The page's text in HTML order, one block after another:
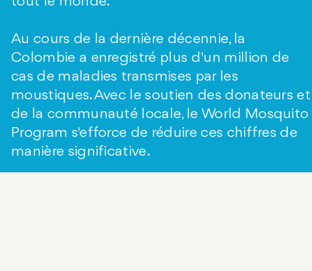
Au cours de la dernière décennie, la
Colombie a enregistré plus d'un million de
cas de maladies transmises par les
moustiques. Avec le soutien des donateurs et
de la communauté locale, le World Mosquito
Program s'efforce de réduire ces chiffres de
manière significative.